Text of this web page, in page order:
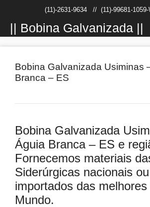
conteúdo
(11)-2631-9634// (11)-99681-
|| Bobina Galvanizada ||
Bobina Galvanizada Usiminas
Branca – ES
Bobina Galvanizada
Águia Branca – ES e
Fornecemos materiais
Siderúrgicas nacionais
importados das
Mundo.